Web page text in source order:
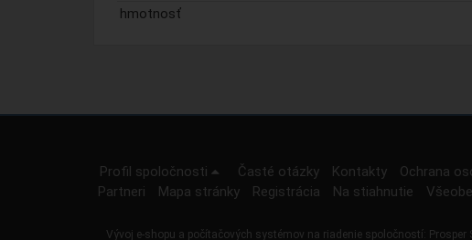
hmotnosť
Profil spoločnosti Časté otázky Kontakty Ochrana
Partneri
Mapa stránky Registrácia Na stiahnutie
Vývoj e-shopu a počítačových systémov na riadenie spoločností: Prosper